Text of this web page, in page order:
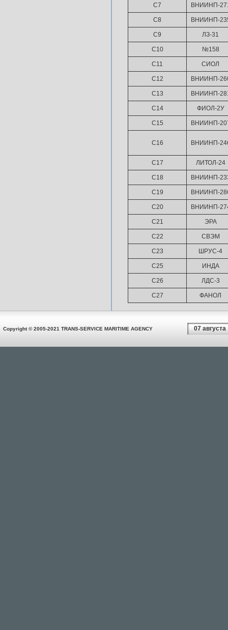
С7 ВНИИНП-
С8 ВНИИНП-
С9 ЛЗ-31
С10 №158
С11 СИОЛ
С12 ВНИИНП-
С13 ВНИИНП-
С14 ФИОЛ-2У
С15 ВНИИНП-
С16 ВНИИНП-
С17 ЛИТОЛ-24
С18 ВНИИНП-
С19 ВНИИНП-
С20 ВНИИНП-
С21 ЭРА
С22 СВЭМ
С23 ШРУС-4
С25 ИНДА
С26 ЛДС-3
С27 ФАНОЛ
Copyright © 2005-2021 TRANS-SERVICE MARITIME AGENCY 07 августа